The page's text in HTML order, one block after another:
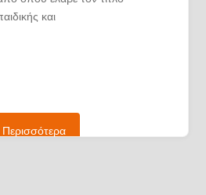
και
γόνατος και ισχίου
του Croix-Rousse